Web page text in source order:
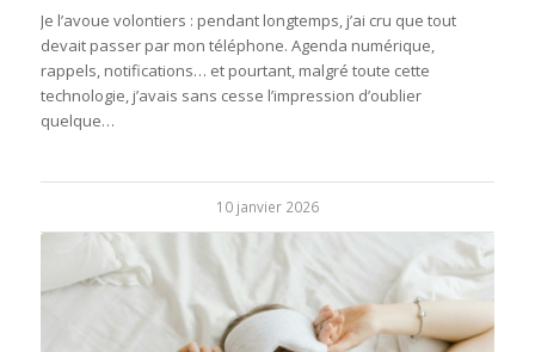
Je l’avoue volontiers : pendant longtemps, j’ai cru que tout
devait passer par mon téléphone. Agenda numérique,
rappels, notifications… et pourtant, malgré toute cette
technologie, j’avais sans cesse l’impression d’oublier
quelque…
10 janvier 2026